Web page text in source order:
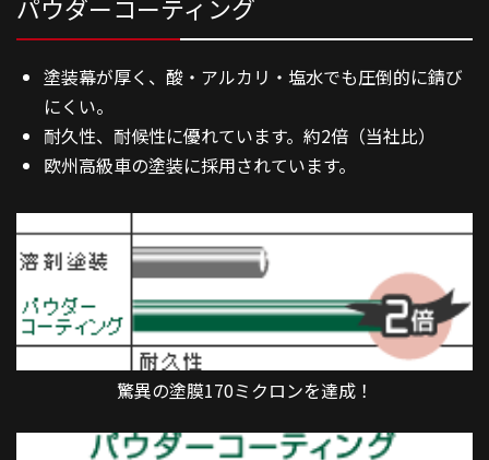
パウダーコーティング
塗装幕が厚く、酸・アルカリ・塩水でも圧倒的に錆び
にくい。
耐久性、耐候性に優れています。約2倍（当社比）
欧州高級車の塗装に採用されています。
驚異の塗膜170ミクロンを達成！